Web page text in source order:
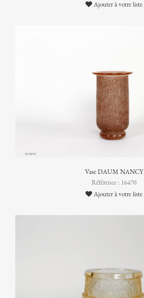
Ajouter à votre liste
Vase DAUM NANCY
Référence : 16470
Ajouter à votre liste